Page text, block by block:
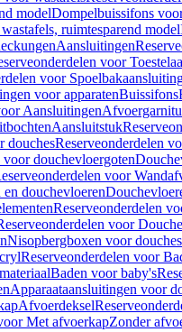
modelDompelbuissifons
ruimtesparend model
Aansluitingen
voor
voor
voor apparatenBuissifons
Aansluitingen
Aansluitstuk
douchesReserveonderdelen
douchevloergoten
voor
douchevloeren
Reserveonderdelen
voor
Nisopbergboxen voor douches
Reserveonderdelen voor
Baden voor baby's
Apparaataansluitingen voor
Afvoerdeksel
Met afvoerkapZonder